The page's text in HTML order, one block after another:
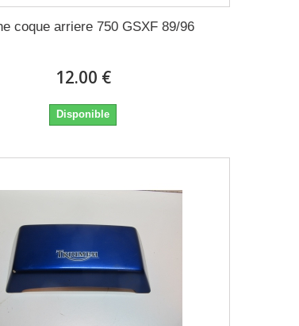
coque arriere 750 GSXF 89/96
12.00 €
Disponible